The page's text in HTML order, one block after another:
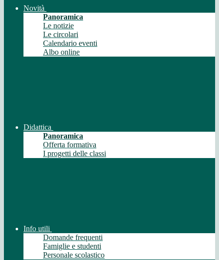
Novità
Panoramica
Le notizie
Le circolari
Calendario eventi
Albo online
Didattica
Panoramica
Offerta formativa
I progetti delle classi
Info utili
Domande frequenti
Famiglie e studenti
Personale scolastico